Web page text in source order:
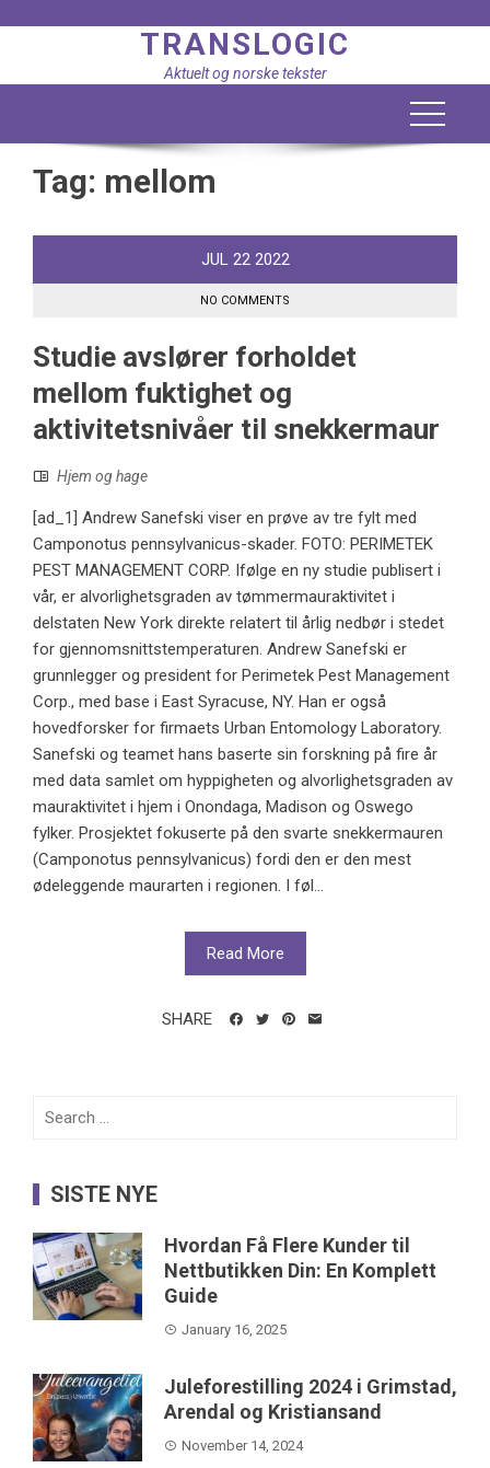
TRANSLOGIC
Aktuelt og norske tekster
Tag: mellom
JUL 22 2022
NO COMMENTS
Studie avslører forholdet
mellom fuktighet og
aktivitetsnivåer til snekkermaur
Hjem og hage
[ad_1] Andrew Sanefski viser en prøve av tre fylt med
Camponotus pennsylvanicus-skader. FOTO: PERIMETEK
PEST MANAGEMENT CORP. Ifølge en ny studie publisert i
vår, er alvorlighetsgraden av tømmermauraktivitet i
delstaten New York direkte relatert til årlig nedbør i stedet
for gjennomsnittstemperaturen. Andrew Sanefski er
grunnlegger og president for Perimetek Pest Management
Corp., med base i East Syracuse, NY. Han er også
hovedforsker for firmaets Urban Entomology Laboratory.
Sanefski og teamet hans baserte sin forskning på fire år
med data samlet om hyppigheten og alvorlighetsgraden av
mauraktivitet i hjem i Onondaga, Madison og Oswego
fylker. Prosjektet fokuserte på den svarte snekkermauren
(Camponotus pennsylvanicus) fordi den er den mest
ødeleggende maurarten i regionen. I føl...
Read More
SHARE
Search
SISTE NYE
Hvordan Få Flere Kunder til
Nettbutikken Din: En Komplett
Guide
January 16, 2025
Juleforestilling 2024 i Grimstad,
Arendal og Kristiansand
November 14, 2024